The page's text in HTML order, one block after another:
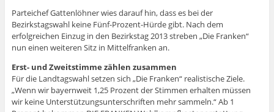
Parteichef Gattenlöhner wies darauf hin, dass es bei der
Bezirkstagswahl keine Fünf-Prozent-Hürde gibt. Nach dem
erfolgreichen Einzug in den Bezirkstag 2013 streben „Die Franken“
nun einen weiteren Sitz in Mittelfranken an.
Erst- und Zweitstimme zählen zusammen
Für die Landtagswahl setzen sich „Die Franken“ realistische Ziele.
„Wenn wir bayernweit 1,25 Prozent der Stimmen erhalten müssen
wir keine Unterstützungsunterschriften mehr sammeln.“ Ab 1